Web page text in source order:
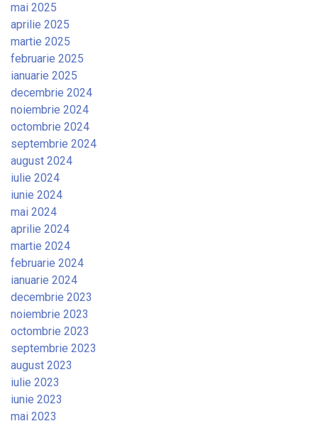
mai 2025
aprilie 2025
martie 2025
februarie 2025
ianuarie 2025
decembrie 2024
noiembrie 2024
octombrie 2024
septembrie 2024
august 2024
iulie 2024
iunie 2024
mai 2024
aprilie 2024
martie 2024
februarie 2024
ianuarie 2024
decembrie 2023
noiembrie 2023
octombrie 2023
septembrie 2023
august 2023
iulie 2023
iunie 2023
mai 2023